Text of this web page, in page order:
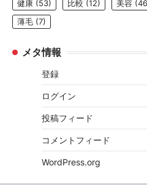
健康 (53) 比較 (12) 美容
薄毛 (7)
メタ情報
登録
ログイン
投稿フィード
コメントフィード
WordPress.org